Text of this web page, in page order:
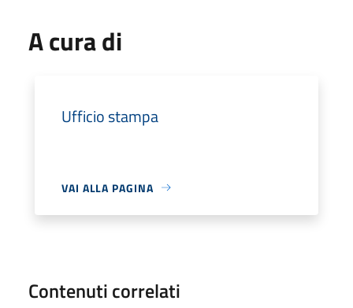
A cura di
Ufficio stampa
VAI ALLA PAGINA
Contenuti correlati